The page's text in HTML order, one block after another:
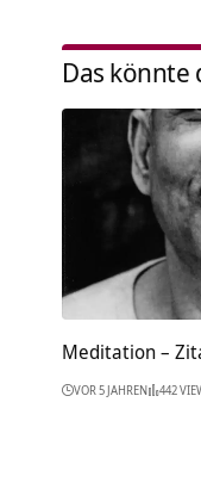
Das könnte
Meditation –
VOR 5 JAHREN 442